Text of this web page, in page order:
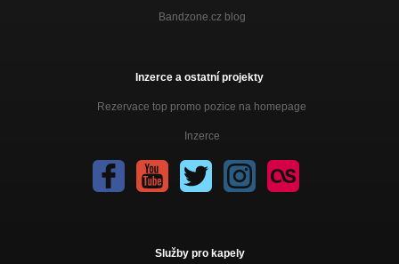
Bandzone.cz blog
Inzerce a ostatní projekty
Rezervace top promo pozice na homepage
Inzerce
Služby pro kapely